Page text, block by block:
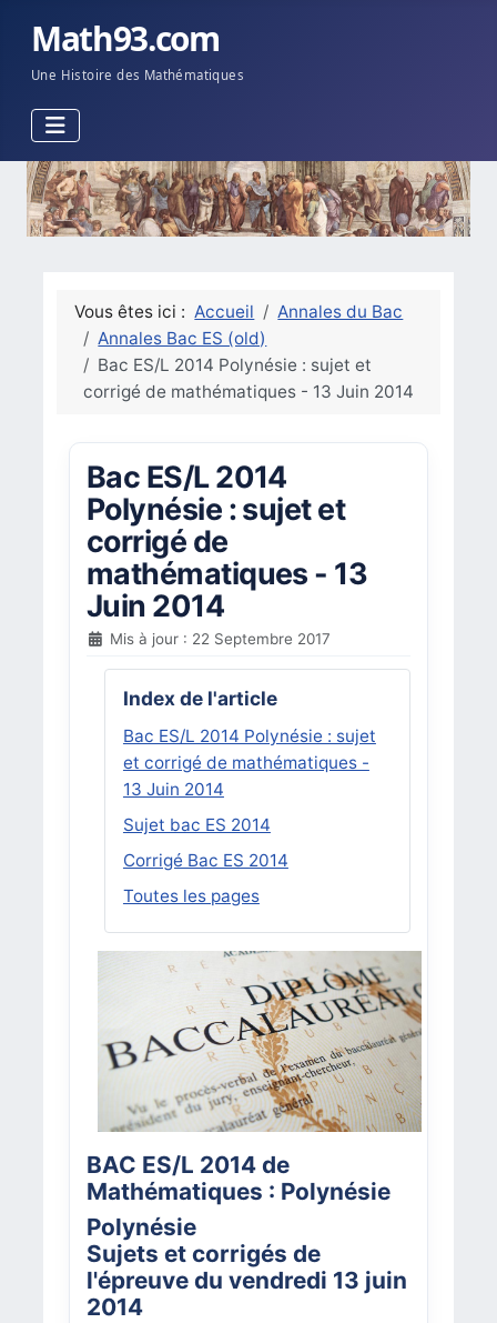
Math93.com
Une Histoire des Mathématiques
Vous êtes ici : Accueil
Annales du Bac
Annales Bac ES (old)
Bac ES/L 2014 Polynésie : sujet et
corrigé de mathématiques - 13 Juin 2014
Bac ES/L 2014
Polynésie : sujet et
corrigé de
mathématiques - 13
Juin 2014
Mis à jour : 22 Septembre 2017
Index de l'article
Bac ES/L 2014 Polynésie : sujet
et corrigé de mathématiques -
13 Juin 2014
Sujet bac ES 2014
Corrigé Bac ES 2014
Toutes les pages
BAC ES/L 2014 de
Mathématiques : Polynésie
Polynésie
Sujets et corrigés de
l'épreuve du vendredi 13 juin
2014